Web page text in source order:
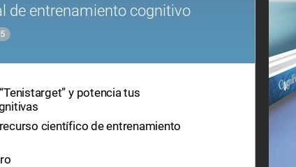
de entrenamiento cognitivo
y potencia tus
científico de entrenamiento